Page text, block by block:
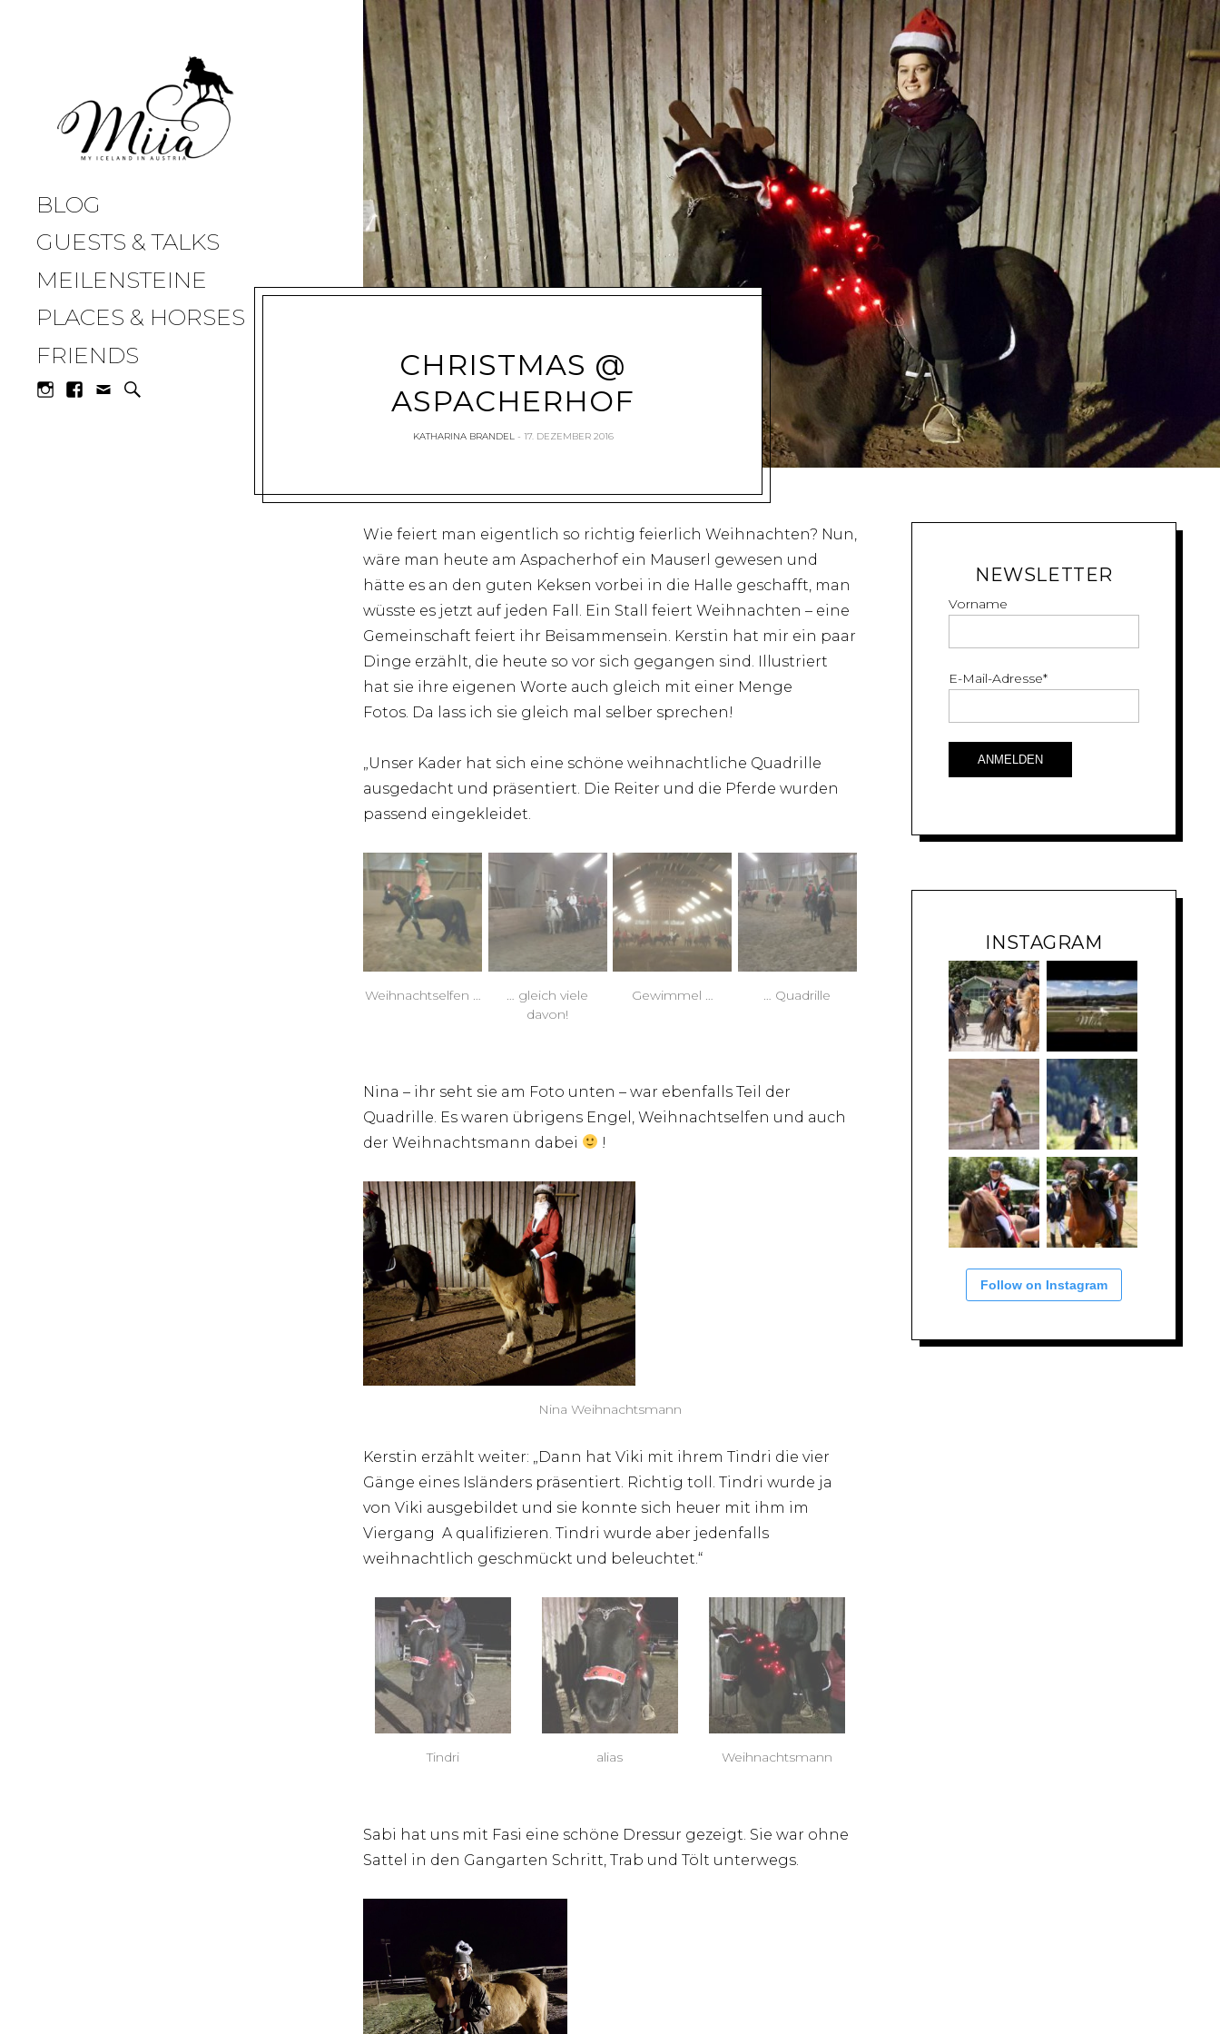
miia.at
BLOG
GUESTS & TALKS
MEILENSTEINE
PLACES & HORSES
FRIENDS
CHRISTMAS @
ASPACHERHOF
KATHARINA BRANDEL 17. DEZEMBER 2016
Wie feiert man eigentlich so richtig feierlich Weihnachten? Nun,
wäre man heute am Aspacherhof ein Mauserl gewesen und
hätte es an den guten Keksen vorbei in die Halle geschafft, man
wüsste es jetzt auf jeden Fall. Ein Stall feiert Weihnachten – eine
Gemeinschaft feiert ihr Beisammensein. Kerstin hat mir ein paar
Dinge erzählt, die heute so vor sich gegangen sind. Illustriert
hat sie ihre eigenen Worte auch gleich mit einer Menge
Fotos. Da lass ich sie gleich mal selber sprechen!
„Unser Kader hat sich eine schöne weihnachtliche Quadrille
ausgedacht und präsentiert. Die Reiter und die Pferde wurden
passend eingekleidet.
Weihnachtselfen …
… gleich viele
davon!
Gewimmel … … Quadrille
Nina – ihr seht sie am Foto unten – war ebenfalls Teil der
Quadrille. Es waren übrigens Engel, Weihnachtselfen und auch
der Weihnachtsmann dabei
!
Nina Weihnachtsmann
Kerstin erzählt weiter: „Dann hat Viki mit ihrem Tindri die vier
Gänge eines Isländers präsentiert. Richtig toll. Tindri wurde ja
von Viki ausgebildet und sie konnte sich heuer mit ihm im
Viergang A qualifizieren. Tindri wurde aber jedenfalls
weihnachtlich geschmückt und beleuchtet.“
Tindri alias Weihnachtsmann
Sabi hat uns mit Fasi eine schöne Dressur gezeigt. Sie war ohne
Sattel in den Gangarten Schritt, Trab und Tölt unterwegs.
NEWSLETTER
Vorname
E-Mail-Adresse*
INSTAGRAM
Follow on Instagram